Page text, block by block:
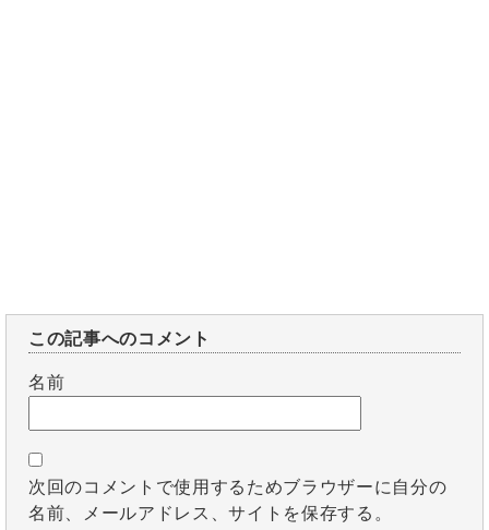
この記事へのコメント
名前
次回のコメントで使用するためブラウザーに自分の
名前、メールアドレス、サイトを保存する。